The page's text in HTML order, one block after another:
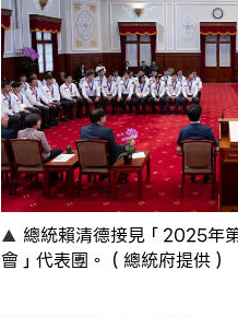
總統賴清德接見「2025年
會」代表團。（總統府提供）